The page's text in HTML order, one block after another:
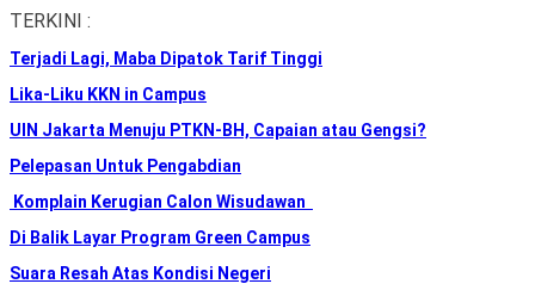
Skip
the
content
TERKINI :
Terjadi Lagi, Maba Dipatok Tarif Tinggi
Lika-Liku KKN in Campus
UIN Jakarta Menuju PTKN-BH, Capaian atau Gengsi?
Pelepasan Untuk Pengabdian
Komplain Kerugian Calon Wisudawan
Di Balik Layar Program Green Campus
Suara Resah Atas Kondisi Negeri